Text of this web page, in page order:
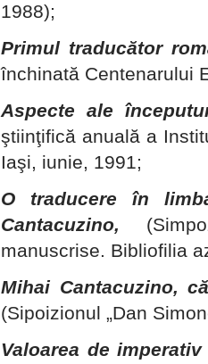
1988);
Primul traducător
închinată Centenarului
Aspecte ale
ştiinţifică anuală a
Iaşi, iunie, 1991;
O traducere în
Cantacuzino,
manuscrise. Bibliofilia
Mihai Cantacuzino,
(Sipoizionul „Dan
Valoarea de